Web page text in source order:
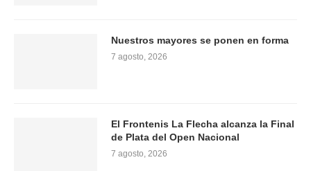
Nuestros mayores se ponen en forma
7 agosto, 2026
El Frontenis La Flecha alcanza la Final
de Plata del Open Nacional
7 agosto, 2026